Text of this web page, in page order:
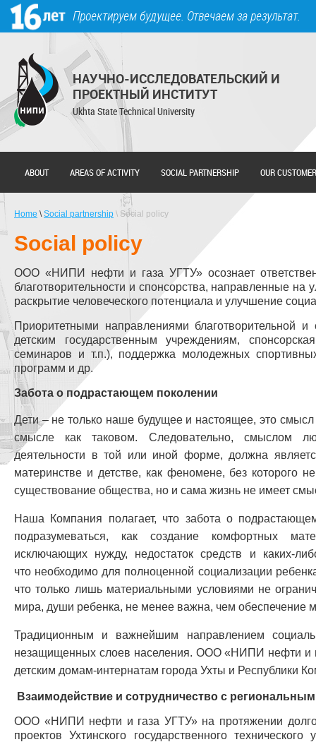
Skip to main content
Проектируем будущее. Отвечаем за результат.
НАУЧНО-ИССЛЕДОВАТЕЛЬСКИЙ И
ПРОЕКТНЫЙ ИНСТИТУТ
Ukhta State Technical University
ABOUT AREAS OF ACTIVITY SOCIAL PARTNERSHIP OUR
Home \Social partnership \ Social policy
Social policy
ООО «НИПИ нефти и газа УГТУ» осознает
благотворительности и спонсорства, направленные
раскрытие человеческого потенциала и улучшение
Приоритетными направлениями благотворительной
детским государственным учреждениям,
семинаров и т.п.), поддержка молодежных
программ и др.
Забота о подрастающем поколении
Дети – не только наше будущее и настоящее, это
смысле как таковом. Следовательно, смыслом
деятельности в той или иной форме, должна
материнстве и детстве, как феномене, без которого
существование общества, но и сама жизнь не имеет
Наша Компания полагает, что забота о
подразумеваться, как создание комфортных
исключающих нужду, недостаток средств и каких-
что необходимо для полноценной социализации
что только лишь материальными условиями не
мира, души ребенка, не менее важна, чем обеспечение
Традиционным и важнейшим направлением
незащищенных слоев населения. ООО «НИПИ нефти и
детским домам-интернатам города Ухты и Республики
Взаимодействие и сотрудничество с
ООО «НИПИ нефти и газа УГТУ» на протяжении
проектов Ухтинского государственного